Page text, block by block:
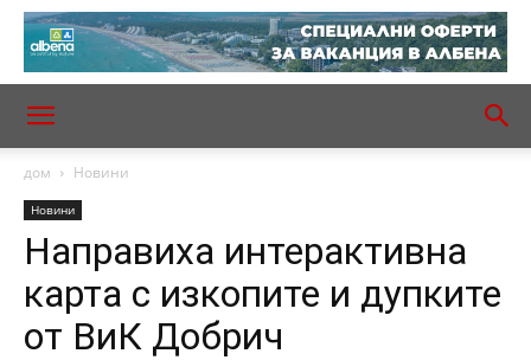
дом Новини
Новини
Направиха интерактивна
карта с изкопите и дупките
от ВиК Добрич